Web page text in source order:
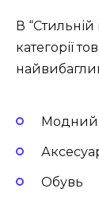
В “Стильній
категорії
Модний
Обувь